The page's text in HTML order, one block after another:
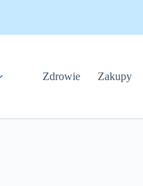
Zdrowie Zakupy